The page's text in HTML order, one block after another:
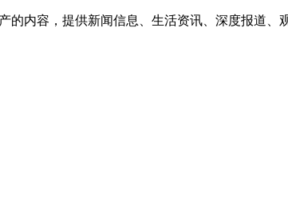
内容，提供新闻信息、生活资讯、深度报道、